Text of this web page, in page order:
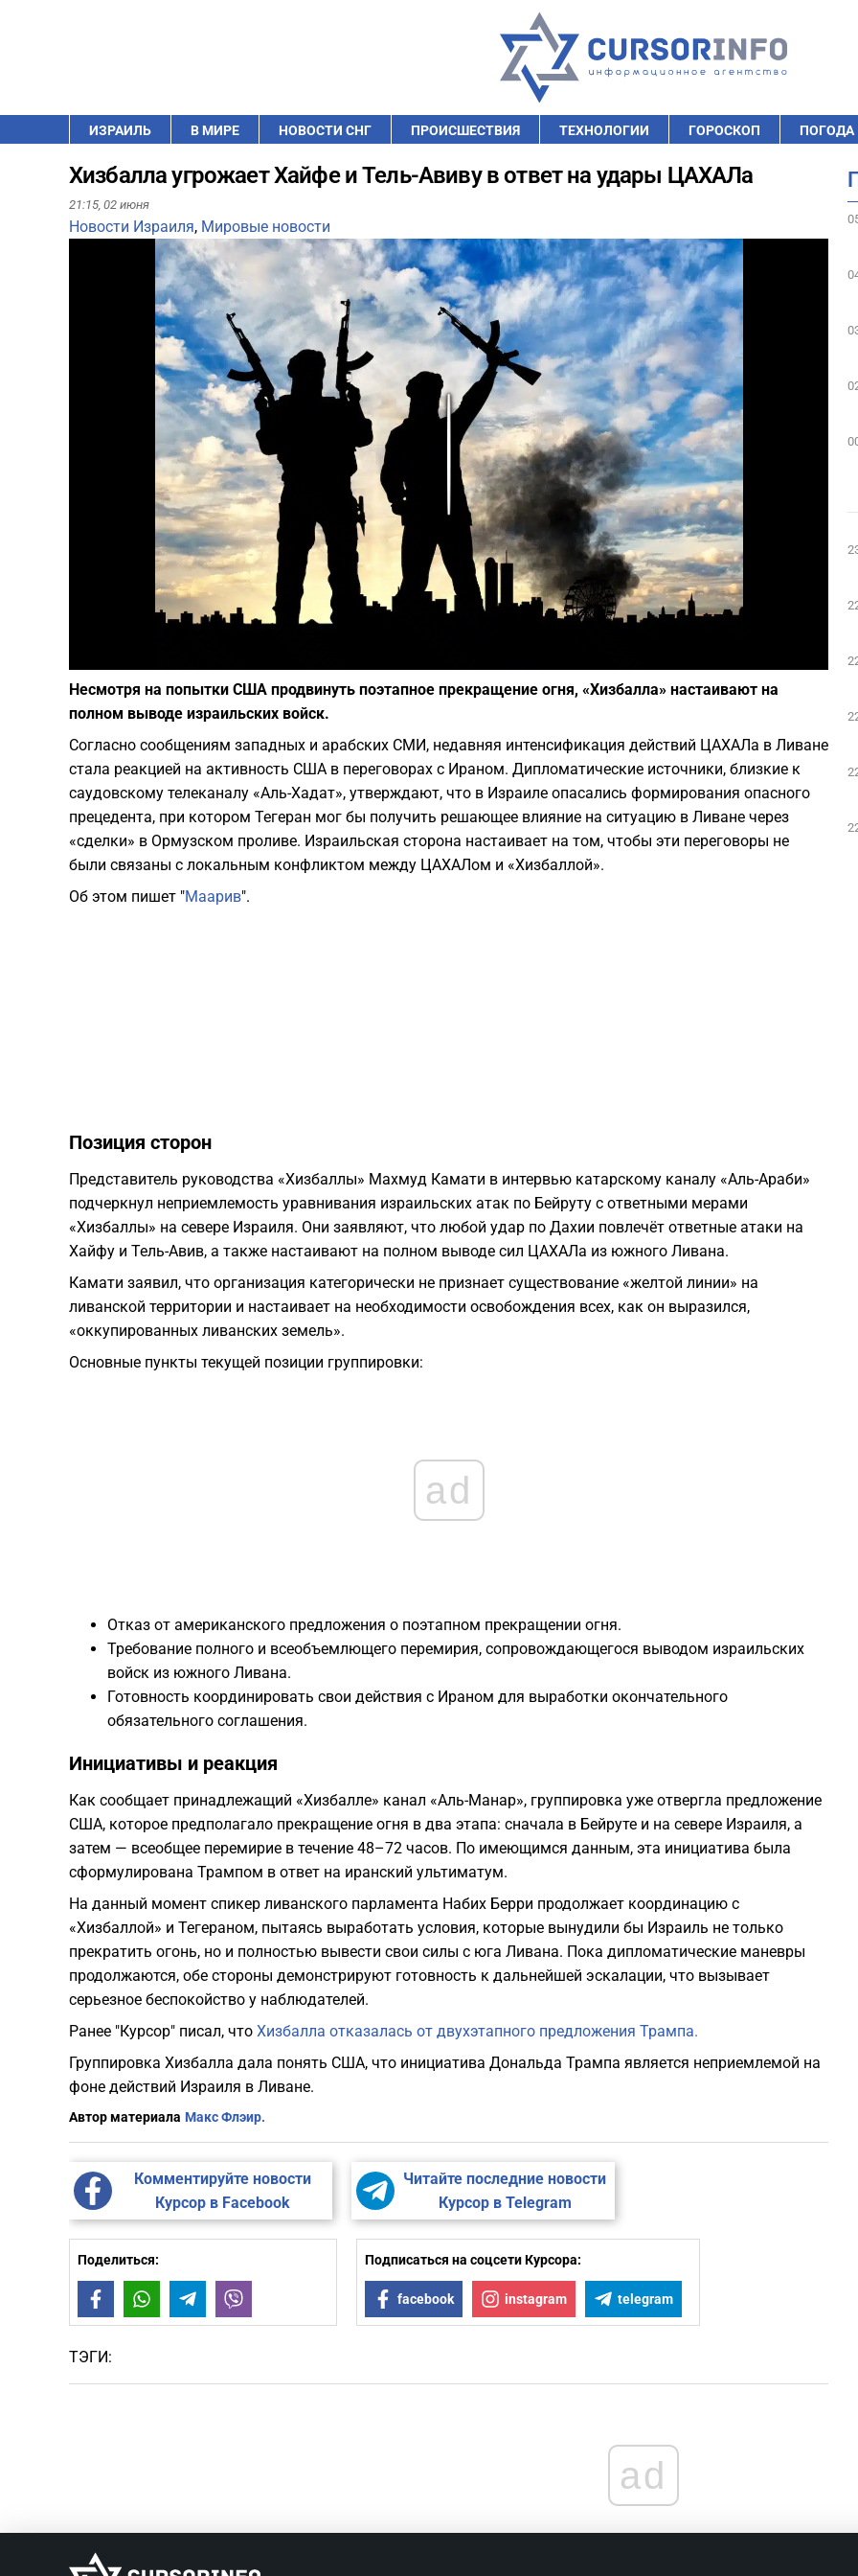
ИЗРАИЛЬ В МИРЕ НОВОСТИ СНГ ПРОИСШЕСТВИЯ ТЕХНОЛОГИИ ГОРОСКОП ПОГОДА
Хизбалла угрожает Хайфе и Тель-Авиву в ответ на удары ЦАХАЛа
21:15, 02 июня
Новости Израиля, Мировые новости
Play
Несмотря на попытки США продвинуть поэтапное прекращение огня, «Хизбалла» настаивают на
полном выводе израильских войск.
Согласно сообщениям западных и арабских СМИ, недавняя интенсификация действий ЦАХАЛа в Ливане
стала реакцией на активность США в переговорах с Ираном. Дипломатические источники, близкие к
саудовскому телеканалу «Аль-Хадат», утверждают, что в Израиле опасались формирования опасного
прецедента, при котором Тегеран мог бы получить решающее влияние на ситуацию в Ливане через
«сделки» в Ормузском проливе. Израильская сторона настаивает на том, чтобы эти переговоры не
были связаны с локальным конфликтом между ЦАХАЛом и «Хизбаллой».
Об этом пишет "Маарив".
​Позиция сторон
​Представитель руководства «Хизбаллы» Махмуд Камати в интервью катарскому каналу «Аль-Араби»
подчеркнул неприемлемость уравнивания израильских атак по Бейруту с ответными мерами
«Хизбаллы» на севере Израиля. Они заявляют, что любой удар по Дахии повлечёт ответные атаки на
Хайфу и Тель-Авив, а также настаивают на полном выводе сил ЦАХАЛа из южного Ливана.
Камати заявил, что организация категорически не признает существование «желтой линии» на
ливанской территории и настаивает на необходимости освобождения всех, как он выразился,
«оккупированных ливанских земель».
​Основные пункты текущей позиции группировки:
ad
​Отказ от американского предложения о поэтапном прекращении огня.
​Требование полного и всеобъемлющего перемирия, сопровождающегося выводом израильских
войск из южного Ливана.
​Готовность координировать свои действия с Ираном для выработки окончательного
обязательного соглашения.
​Инициативы и реакция
​Как сообщает принадлежащий «Хизбалле» канал «Аль-Манар», группировка уже отвергла предложение
США, которое предполагало прекращение огня в два этапа: сначала в Бейруте и на севере Израиля, а
затем — всеобщее перемирие в течение 48–72 часов. По имеющимся данным, эта инициатива была
сформулирована Трампом в ответ на иранский ультиматум.
​На данный момент спикер ливанского парламента Набих Берри продолжает координацию с
«Хизбаллой» и Тегераном, пытаясь выработать условия, которые вынудили бы Израиль не только
прекратить огонь, но и полностью вывести свои силы с юга Ливана. Пока дипломатические маневры
продолжаются, обе стороны демонстрируют готовность к дальнейшей эскалации, что вызывает
серьезное беспокойство у наблюдателей.
Ранее "Курсор" писал, что Хизбалла отказалась от двухэтапного предложения Трампа.
Группировка Хизбалла дала понять США, что инициатива Дональда Трампа является неприемлемой на
фоне действий Израиля в Ливане.
Автор материала Макс Флэир.
Комментируйте новости
Курсор в Facebook
Читайте последние новости
Курсор в Telegram
Поделиться:
FacebookWhatsAppTelegram
Подписаться на соцсети Курсора:
facebook instagram telegram
ТЭГИ:
ad